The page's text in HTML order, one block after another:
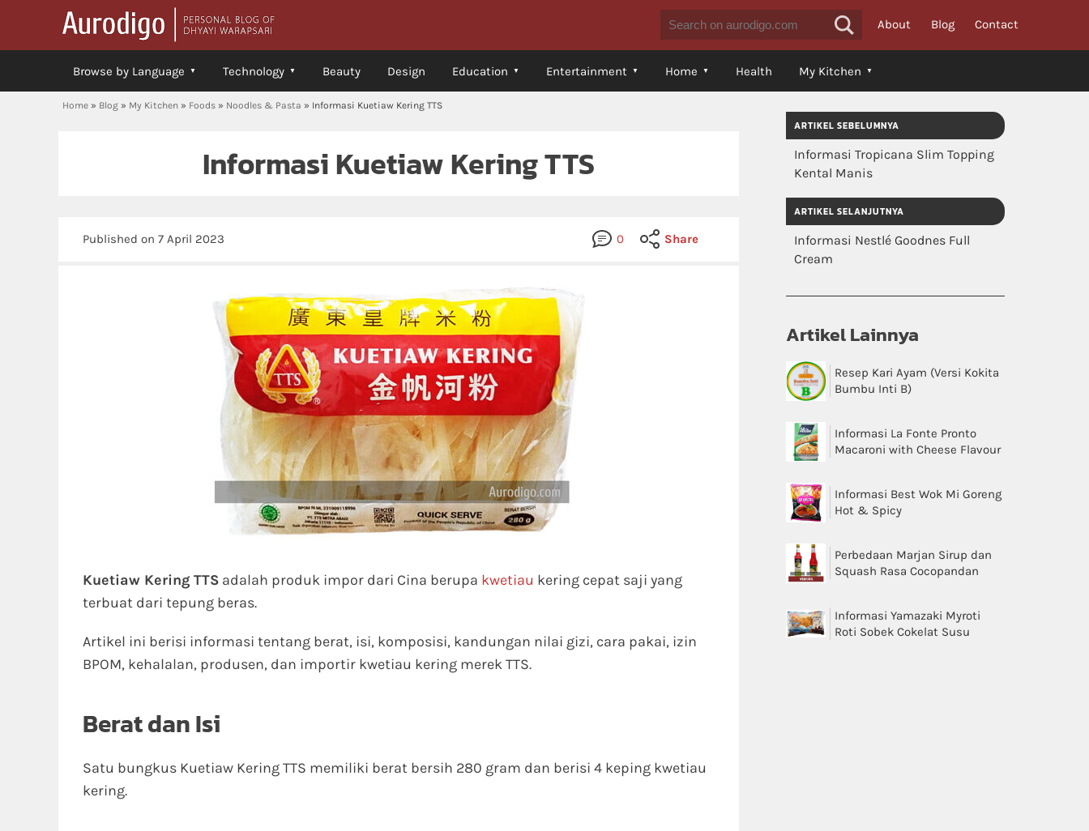
About Blog Contact
Browse by Language Technology Beauty Design Education Entertainment Home Health My Kitchen
Home » Blog » My Kitchen » Foods » Noodles & Pasta » Informasi Kuetiaw Kering TTS
Informasi Kuetiaw Kering TTS
0 Share
Published on 7 April 2023
Kuetiaw Kering TTS adalah produk impor dari Cina berupa kwetiau kering cepat saji yang
terbuat dari tepung beras.
Artikel ini berisi informasi tentang berat, isi, komposisi, kandungan nilai gizi, cara pakai, izin
BPOM, kehalalan, produsen, dan importir kwetiau kering merek TTS.
Berat dan Isi
Satu bungkus Kuetiaw Kering TTS memiliki berat bersih 280 gram dan berisi 4 keping kwetiau
kering.
ARTIKEL SEBELUMNYA
Informasi Tropicana Slim Topping
Kental Manis
ARTIKEL SELANJUTNYA
Informasi Nestlé Goodnes Full
Cream
Artikel Lainnya
Resep Kari Ayam (Versi Kokita
Bumbu Inti B)
Informasi La Fonte Pronto
Macaroni with Cheese Flavour
Informasi Best Wok Mi Goreng
Hot & Spicy
Perbedaan Marjan Sirup dan
Squash Rasa Cocopandan
Informasi Yamazaki Myroti
Roti Sobek Cokelat Susu